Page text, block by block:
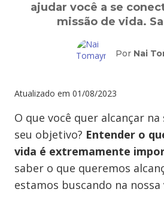
ajudar você a se
missão de vida.
Por Nai
Atualizado em 01/08/2023
O que você quer alcançar na
seu objetivo? Entender o
vida é extremamente
saber o que queremos
estamos buscando na nossa